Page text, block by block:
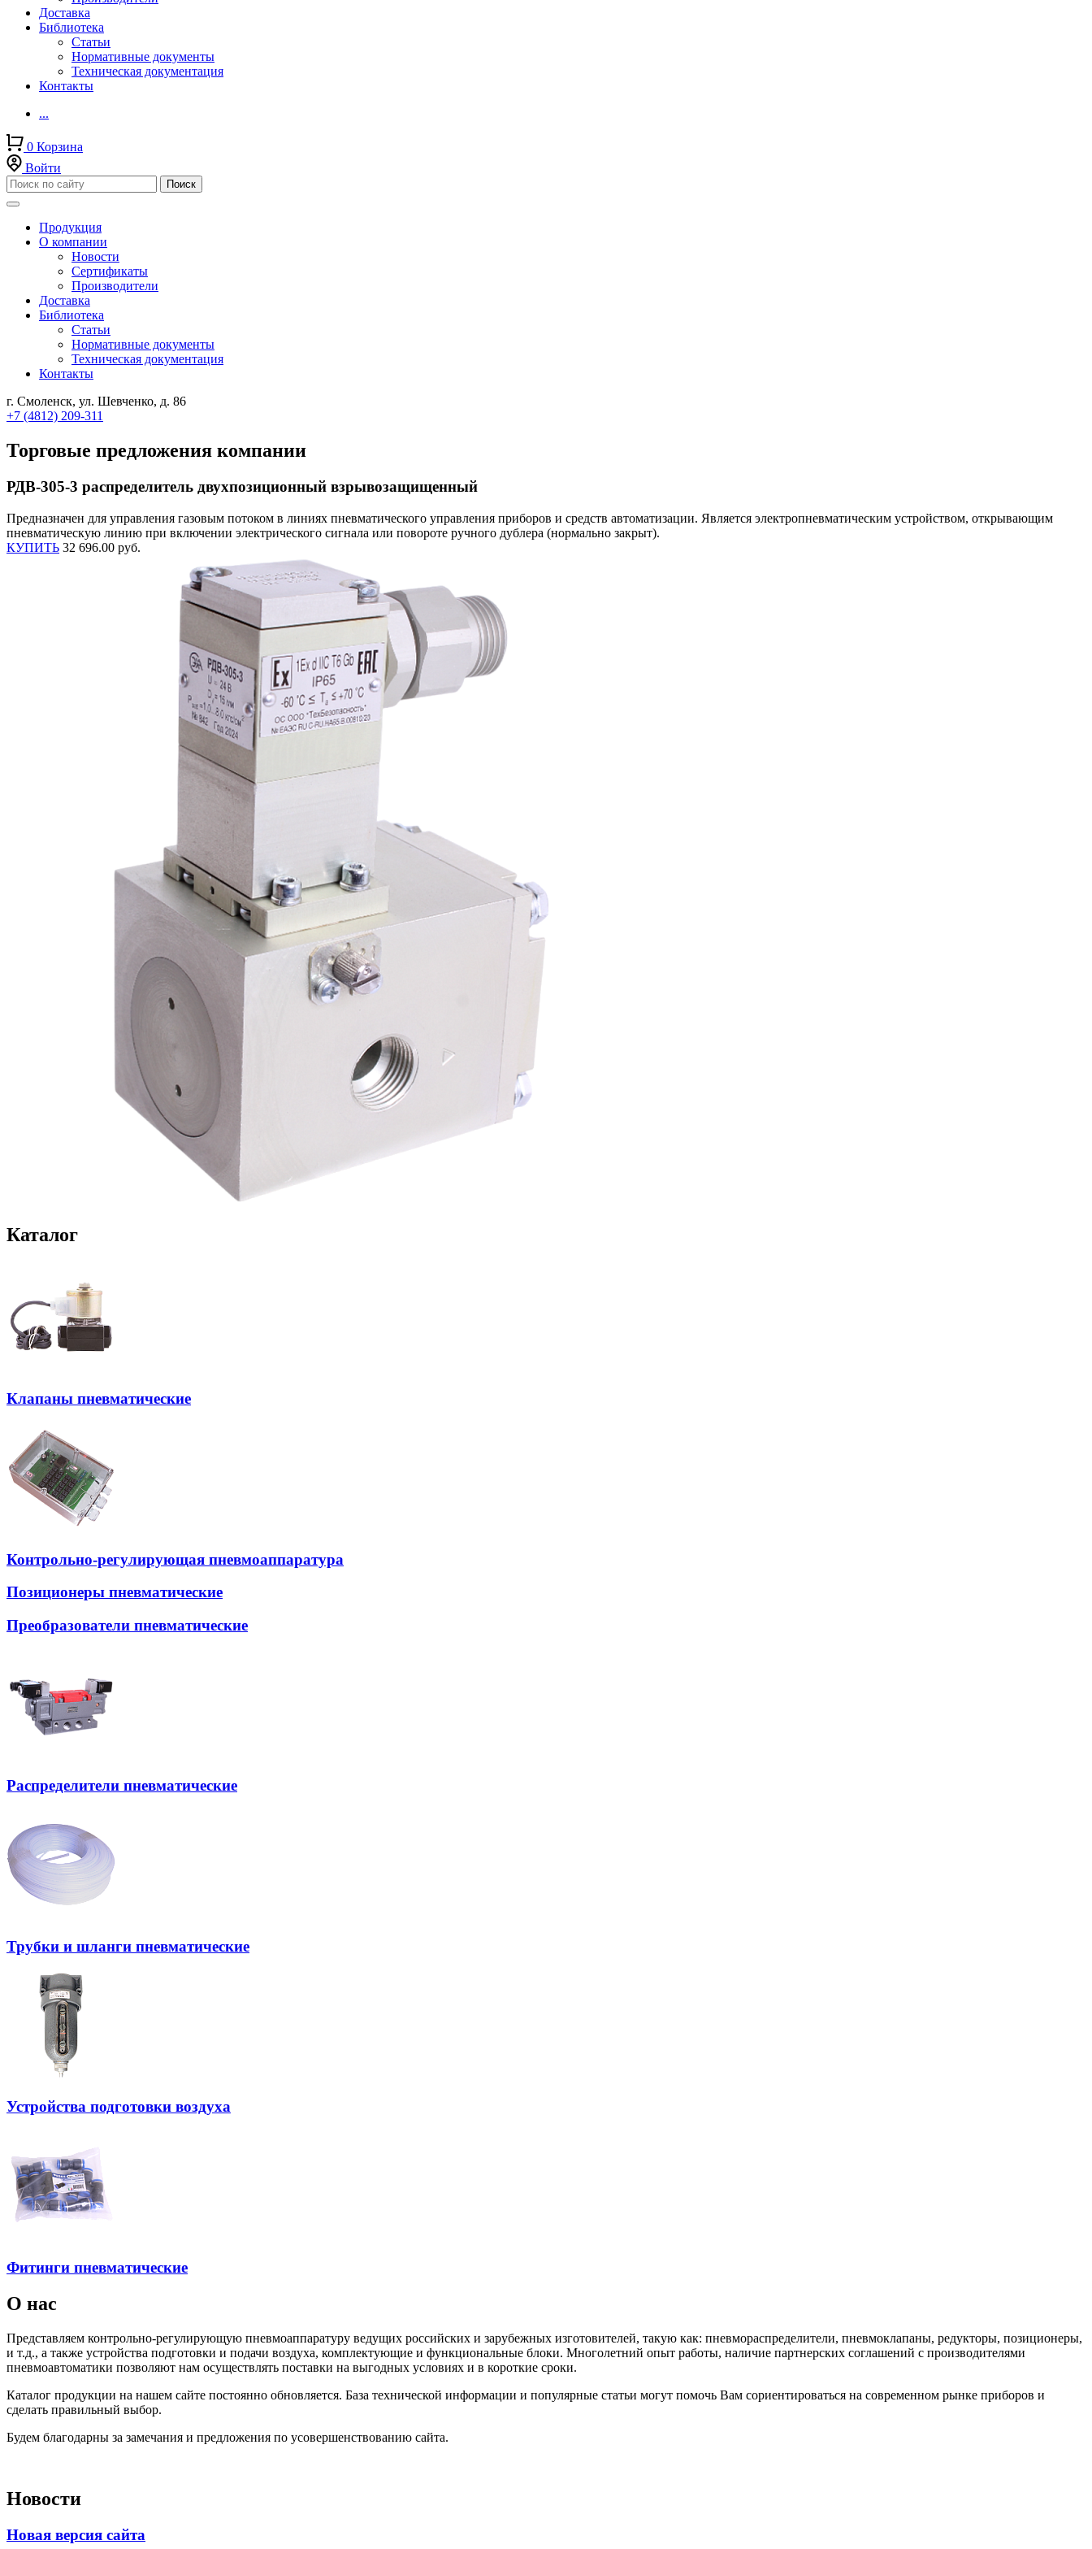
Доставка
Библиотека
Статьи
Нормативные документы
Техническая документация
Контакты
...
0 Корзина
Войти
Продукция
О компании
Новости
Сертификаты
Производители
Доставка
Библиотека
Статьи
Нормативные документы
Техническая документация
Контакты
г. Смоленск, ул. Шевченко, д. 86
+7 (4812) 209-311
Торговые предложения компании
РДВ-305-3 распределитель двухпозиционный взрывозащищенный
Предназначен для управления газовым потоком в линиях пневматического управления приборов и средств автоматизации. Является электропневматическим устройством, открывающим
пневматическую линию при включении электрического сигнала или повороте ручного дублера (нормально закрыт).
КУПИТЬ 32 696.00 руб.
Каталог
Клапаны пневматические
Контрольно-регулирующая пневмоаппаратура
Позиционеры пневматические
Преобразователи пневматические
Распределители пневматические
Трубки и шланги пневматические
Устройства подготовки воздуха
Фитинги пневматические
О нас
Представляем контрольно-регулирующую пневмоаппаратуру ведущих российских и зарубежных изготовителей, такую как: пневмораспределители, пневмоклапаны, редукторы, позиционеры,
и т.д., а также устройства подготовки и подачи воздуха, комплектующие и функциональные блоки. Многолетний опыт работы, наличие партнерских соглашений с производителями
пневмоавтоматики позволяют нам осуществлять поставки на выгодных условиях и в короткие сроки.
Каталог продукции на нашем сайте постоянно обновляется. База технической информации и популярные статьи могут помочь Вам сориентироваться на современном рынке приборов и
сделать правильный выбор.
Будем благодарны за замечания и предложения по усовершенствованию сайта.
Новости
Новая версия сайта